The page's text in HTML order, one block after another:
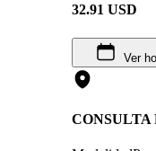
32.91 USD
Ver